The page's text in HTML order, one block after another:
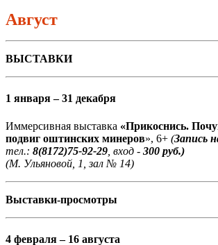
Август
ВЫСТАВКИ
1 января – 31 декабря
Иммерсивная выставка «Прикоснись.
подвиг оштинских минеров», 6+ (Запись
тел.: 8(8172)75-92-29 , вход - 300 руб.)
(М. Ульяновой, 1, зал № 14)
Выставки-просмотры
4 февраля – 16 августа